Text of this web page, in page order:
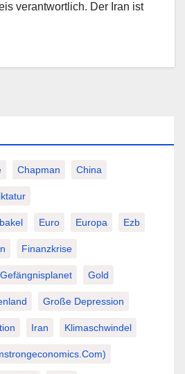
verantwortlich. Der Iran ist
Chapman China
Euro Europa Ezb
Finanzkrise
Gefängnisplanet Gold
Große Depression
Iran Klimaschwindel